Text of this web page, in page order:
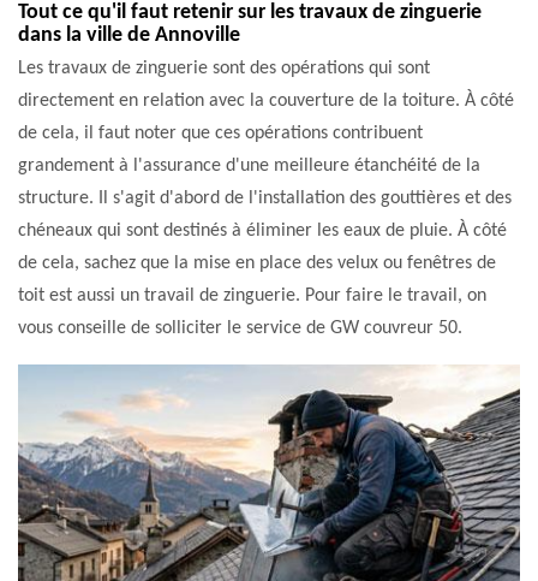
Tout ce qu'il faut retenir sur les travaux de zinguerie
dans la ville de Annoville
Les travaux de zinguerie sont des opérations qui sont
directement en relation avec la couverture de la toiture. À côté
de cela, il faut noter que ces opérations contribuent
grandement à l'assurance d'une meilleure étanchéité de la
structure. Il s'agit d'abord de l'installation des gouttières et des
chéneaux qui sont destinés à éliminer les eaux de pluie. À côté
de cela, sachez que la mise en place des velux ou fenêtres de
toit est aussi un travail de zinguerie. Pour faire le travail, on
vous conseille de solliciter le service de GW couvreur 50.